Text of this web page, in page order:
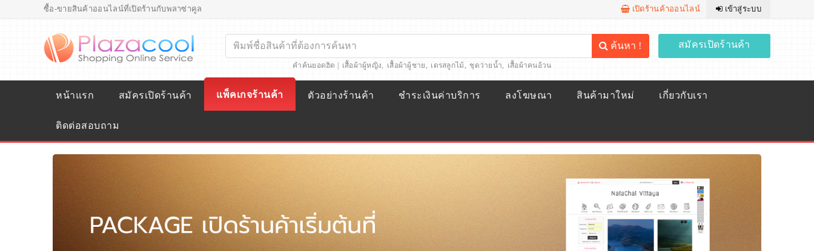
ซื้อ-ขายสินค้าออนไลน์ที่เปิดร้านกับพลาซ่าคูล เปิดร้านค้าออนไลน์ เข้าสู่ระบบ
ค้นหา !
คำค้นยอดฮิต | เสื้อผ้าผู้หญิง, เสื้อผ้าผู้ชาย, เดรสลูกไม้, ชุดว่ายน้ำ, เสื้อผ้าคนอ้วน
สมัครเปิดร้านค้า
หน้าแรก สมัครเปิดร้านค้า แพ็คเกจร้านค้า ตัวอย่างร้านค้า ชำระเงินค่าบริการ ลงโฆษณา สินค้ามาใหม่ เกี่ยวกับเรา
ติดต่อสอบถาม